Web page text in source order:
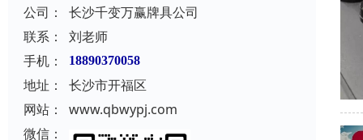
公司：
长沙千变万赢牌具公司
联系：
刘老师
手机：
18890370058
地址：
长沙市开福区
网站：
www.qbwypj.com
微信：